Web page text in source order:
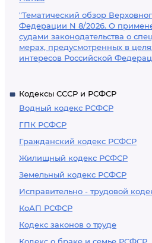
"Тематический обзор
Федерации N 8/2026. О
судами законодательства о
мерах, предусмотренных в
интересов Российской
Кодексы СССР и РСФСР
Водный кодекс РСФСР
ГПК РСФСР
Гражданский кодекс РСФСР
Жилищный кодекс РСФСР
Земельный кодекс РСФСР
Исправительно - трудовой
КоАП РСФСР
Кодекс законов о труде